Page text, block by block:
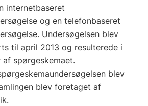
internetbaseret
og en telefonbaseret
Undersøgelsen blev
til april 2013 og resulterede i
af spørgeskemaet.
blev
blev foretaget af